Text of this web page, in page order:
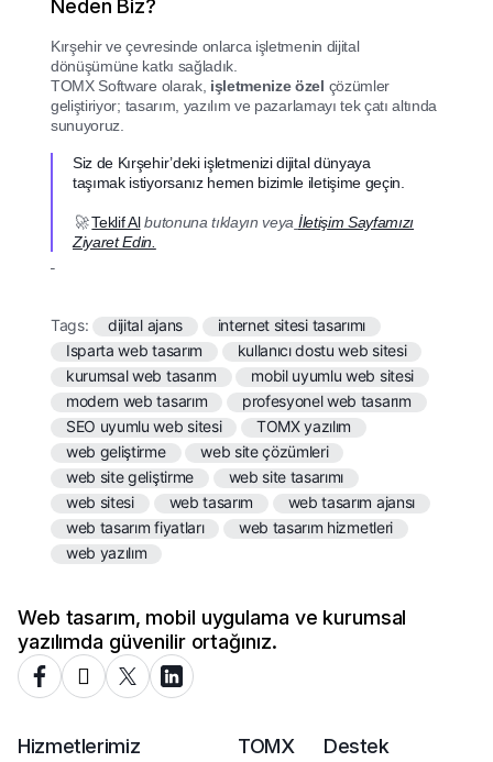
Neden Biz?
Kırşehir ve çevresinde onlarca işletmenin dijital
dönüşümüne katkı sağladık.
TOMX Software olarak, işletmenize özel çözümler
geliştiriyor; tasarım, yazılım ve pazarlamayı tek çatı altında
sunuyoruz.
Siz de Kırşehir’deki işletmenizi dijital dünyaya
taşımak istiyorsanız hemen bizimle iletişime geçin.
🚀Teklif Albutonuna tıklayın veya İletişim Sayfamızı
Ziyaret Edin.
Tags: dijital ajans
internet sitesi tasarımı
Isparta web tasarım
kullanıcı dostu web sitesi
kurumsal web tasarım
mobil uyumlu web sitesi
modern web tasarım
profesyonel web tasarım
SEO uyumlu web sitesi
TOMX yazılım
web geliştirme
web site çözümleri
web site geliştirme
web site tasarımı
web sitesi
web tasarım
web tasarım ajansı
web tasarım fiyatları
web tasarım hizmetleri
web yazılım
Web tasarım, mobil uygulama ve kurumsal
yazılımda güvenilir ortağınız.
Hizmetlerimiz TOMX Destek